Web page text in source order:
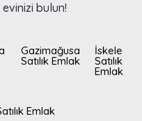
bulun!
Gazimağusa
Satılık Emlak
İskele
Satılık
Emlak
Emlak